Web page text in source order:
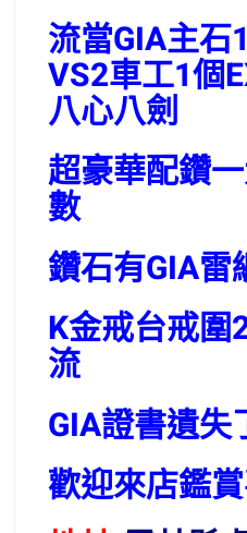
流當GIA主石
VS2車工1個
八心八劍
超豪華配鑽
數
鑽石有GIA雷
K金戒台戒圍
流
GIA證書遺失
歡迎來店鑑